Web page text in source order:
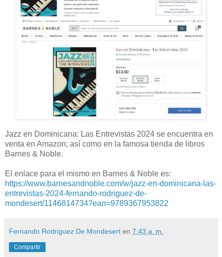
Jazz en Dominicana: Las Entrevistas 2024 se encuentra en
venta en Amazon; así como en la famosa tienda de libros
Barnes & Noble.
El enlace para el mismo en Barnes & Noble es:
https://www.barnesandnoble.com/w/jazz-en-dominicana-las-
entrevistas-2024-fernando-rodriguez-de-
mondesert/1146814734?ean=9789367953822
Fernando Rodriguez De Mondesert en 7:43 a. m.
Compartir